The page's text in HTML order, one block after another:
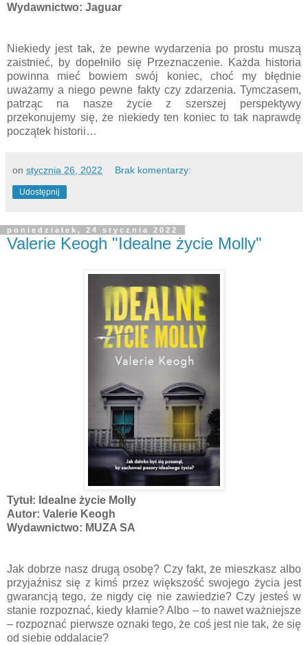
Wydawnictwo: Jaguar
Niekiedy jest tak, że pewne wydarzenia po prostu muszą
zaistnieć, by dopełniło się Przeznaczenie. Każda historia
powinna mieć bowiem swój koniec, choć my błędnie
uważamy a niego pewne fakty czy zdarzenia. Tymczasem,
patrząc na nasze życie z szerszej perspektywy
przekonujemy się, że niekiedy ten koniec to tak naprawdę
początek historii…
on stycznia 26, 2022 Brak komentarzy:
Udostępnij
poniedziałek, 24 stycznia 2022
Valerie Keogh "Idealne życie Molly"
Tytuł: Idealne życie Molly
Autor: Valerie Keogh
Wydawnictwo: MUZA SA
Jak dobrze nasz drugą osobę? Czy fakt, że mieszkasz albo
przyjaźnisz się z kimś przez większość swojego życia jest
gwarancją tego, że nigdy cię nie zawiedzie? Czy jesteś w
stanie rozpoznać, kiedy kłamie? Albo – to nawet ważniejsze
– rozpoznać pierwsze oznaki tego, że coś jest nie tak, że się
od siebie oddalacie?